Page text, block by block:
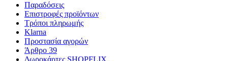
Παραδόσεις
Επιστροφές προϊόντων
Τρόποι πληρωμής
Klarna
Προστασία αγορών
Άρθρο 39